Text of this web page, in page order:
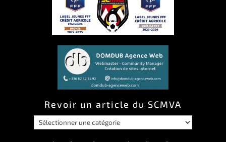
Revoir un article du SCMVA
Revoir